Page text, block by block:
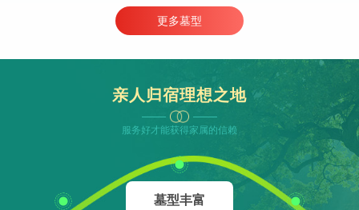
更多墓型
亲人归宿理想之地
服务好才能获得家属的信赖
墓型丰富